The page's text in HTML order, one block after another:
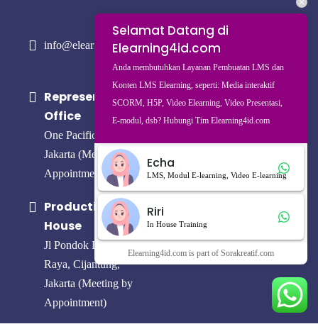
info@elearning4id.com
Representative
Office
One Pacific Place,
Jakarta (Meeting by
Appointment)
Production
House
Jl Pondok Baru
Raya, Cijantung,
Jakarta (Meeting by
Appointment)
Selamat Datang di
Elearning4id.com
Anda membutuhkan Layanan Pembuatan LMS dan
Konten LMS Elearning, seperti: Media interaktif
SCORM, H5P, Video Elearning, Video Presentasi,
E-modul, dsb? Hubungi Tim Elearning4id.com
Echa
LMS, Modul E-learning, Video E-learning
Riri
In House Training
Elearning4id.com is part of Sorakreatif.com